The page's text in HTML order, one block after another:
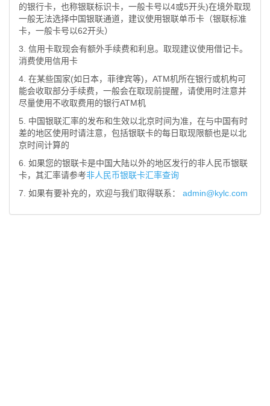
的银行卡，也称银联标识卡，一般卡号以4或5开头)在境外取现
一般无法选择中国银联通道，建议使用银联单币卡（银联标准
卡，一般卡号以62开头）
3. 信用卡取现会有额外手续费和利息。取现建议使用借记卡。
消费使用信用卡
4. 在某些国家(如日本，菲律宾等)，ATM机所在银行或机构可
能会收取部分手续费，一般会在取现前提醒，请使用时注意并
尽量使用不收取费用的银行ATM机
5. 中国银联汇率的发布和生效以北京时间为准，在与中国有时
差的地区使用时请注意，包括银联卡的每日取现限额也是以北
京时间计算的
6. 如果您的银联卡是中国大陆以外的地区发行的非人民币银联
卡，其汇率请参考非人民币银联卡汇率查询
7. 如果有要补充的，欢迎与我们取得联系： admin@kylc.com